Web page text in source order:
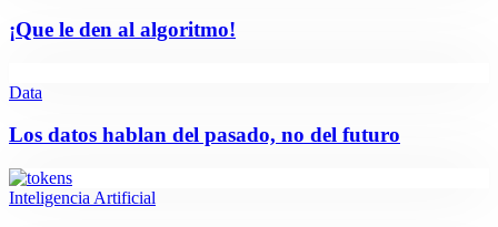
¡Que le den al algoritmo!
Data
Los datos hablan del pasado, no del futuro
Inteligencia Artificial